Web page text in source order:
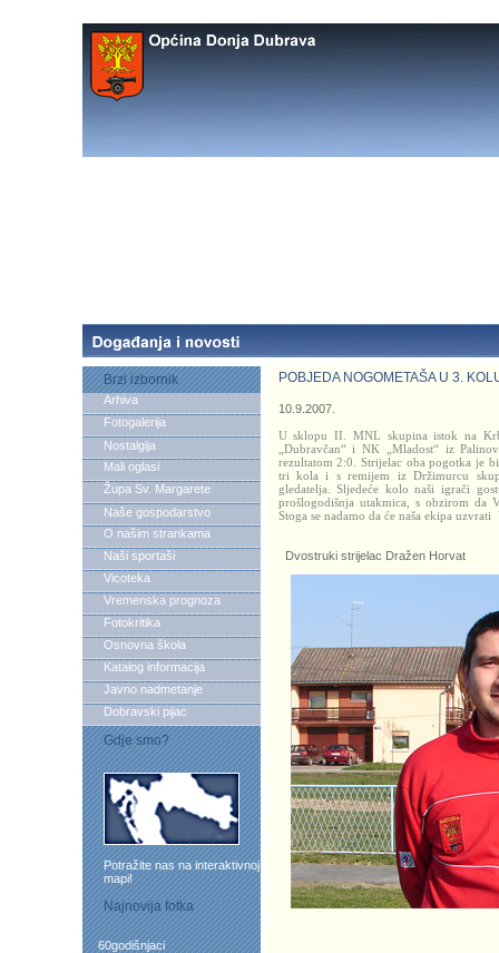
Brzi izbornik
Arhiva
Fotogalerija
Nostalgija
Mali oglasi
Župa Sv. Margarete
Naše gospodarstvo
O našim strankama
Naši sportaši
Vicoteka
Vremenska prognoza
Fotokritika
Osnovna škola
Katalog informacija
Javno nadmetanje
Dobravski pijac
Gdje smo?
Potražite nas na interaktivnoj
mapi!
Najnovija fotka
60godišnjaci
POBJEDA NOGOMETAŠA U 3.
10.9.2007.
U sklopu II. MNL skupina istok na
„Dubravčan“ i NK „Mladost“ iz
rezultatom 2:0. Strijelac oba pogotka je
tri kola i s remijem iz Držimurcu
gledatelja. Sljedeće kolo naši igrači
prošlogodišnja utakmica, s obzirom
Stoga se nadamo da će naša ekipa uzvrati
Dvostruki strijelac Dražen Horvat